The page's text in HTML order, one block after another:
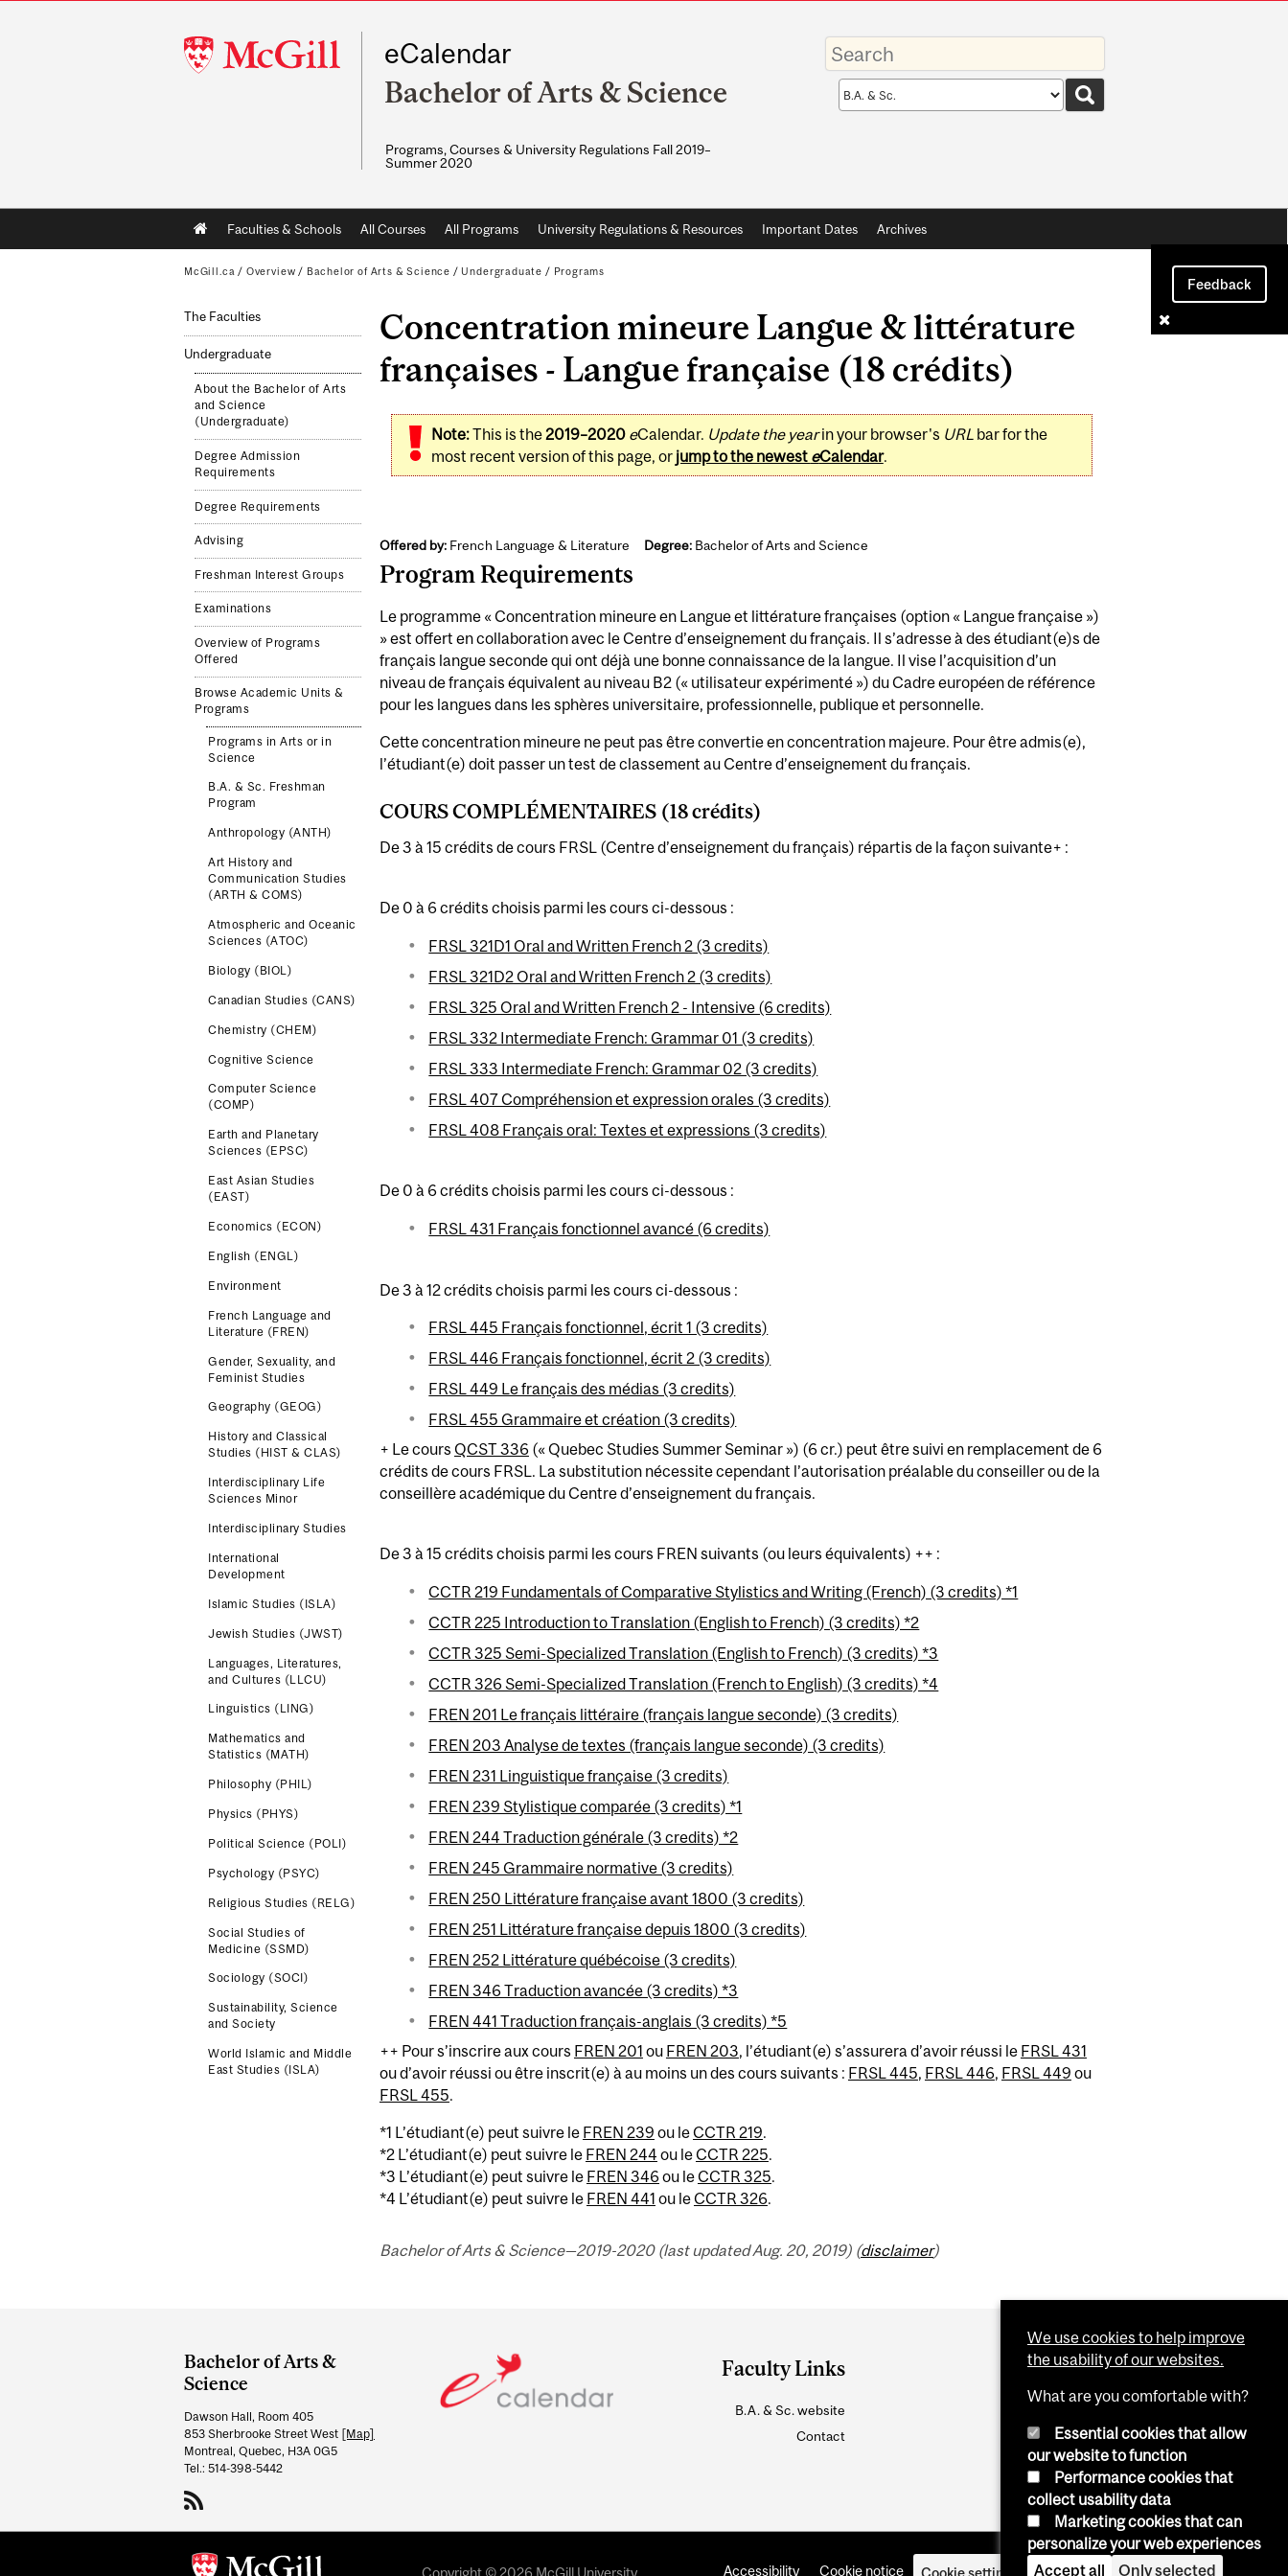
McGill
University
eCalendar
Bachelor of Arts & Science
Programs, Courses & University Regulations Fall 2019–
Summer 2020
Enter
your
keywords
Search
scope
Main
navigation
Faculties & Schools All Courses All Programs University Regulations & Resources Important Dates Archives
Feedback
McGill.ca / Overview / Bachelor of Arts & Science / Undergraduate / Programs
The Faculties
Undergraduate
About the Bachelor of Arts
and Science
(Undergraduate)
Degree Admission
Requirements
Degree Requirements
Advising
Freshman Interest Groups
Examinations
Overview of Programs
Offered
Browse Academic Units &
Programs
Programs in Arts or in
Science
B.A. & Sc. Freshman
Program
Anthropology (ANTH)
Art History and
Communication Studies
(ARTH & COMS)
Atmospheric and Oceanic
Sciences (ATOC)
Biology (BIOL)
Canadian Studies (CANS)
Chemistry (CHEM)
Cognitive Science
Computer Science
(COMP)
Earth and Planetary
Sciences (EPSC)
East Asian Studies
(EAST)
Economics (ECON)
English (ENGL)
Environment
French Language and
Literature (FREN)
Gender, Sexuality, and
Feminist Studies
Geography (GEOG)
History and Classical
Studies (HIST & CLAS)
Interdisciplinary Life
Sciences Minor
Interdisciplinary Studies
International
Development
Islamic Studies (ISLA)
Jewish Studies (JWST)
Languages, Literatures,
and Cultures (LLCU)
Linguistics (LING)
Mathematics and
Statistics (MATH)
Philosophy (PHIL)
Physics (PHYS)
Political Science (POLI)
Psychology (PSYC)
Religious Studies (RELG)
Social Studies of
Medicine (SSMD)
Sociology (SOCI)
Sustainability, Science
and Society
World Islamic and Middle
East Studies (ISLA)
Concentration mineure Langue & littérature
françaises - Langue française (18 crédits)
Note:This is the2019–2020 eCalendar. Update the yearin your browser's URLbar for the
most recent version of this page, or jump to the newest eCalendar.
Offered by:French Language & Literature Degree:Bachelor of Arts and Science
Program Requirements
Le programme « Concentration mineure en Langue et littérature françaises (option « Langue française »)
» est offert en collaboration avec le Centre d’enseignement du français. Il s’adresse à des étudiant(e)s de
français langue seconde qui ont déjà une bonne connaissance de la langue. Il vise l’acquisition d’un
niveau de français équivalent au niveau B2 (« utilisateur expérimenté ») du Cadre européen de référence
pour les langues dans les sphères universitaire, professionnelle, publique et personnelle.
Cette concentration mineure ne peut pas être convertie en concentration majeure. Pour être admis(e),
l’étudiant(e) doit passer un test de classement au Centre d’enseignement du français.
COURS COMPLÉMENTAIRES (18 crédits)
De 3 à 15 crédits de cours FRSL (Centre d’enseignement du français) répartis de la façon suivante+ :
De 0 à 6 crédits choisis parmi les cours ci-dessous :
FRSL 321D1 Oral and Written French 2 (3 credits)
FRSL 321D2 Oral and Written French 2 (3 credits)
FRSL 325 Oral and Written French 2 - Intensive (6 credits)
FRSL 332 Intermediate French: Grammar 01 (3 credits)
FRSL 333 Intermediate French: Grammar 02 (3 credits)
FRSL 407 Compréhension et expression orales (3 credits)
FRSL 408 Français oral: Textes et expressions (3 credits)
De 0 à 6 crédits choisis parmi les cours ci-dessous :
FRSL 431 Français fonctionnel avancé (6 credits)
De 3 à 12 crédits choisis parmi les cours ci-dessous :
FRSL 445 Français fonctionnel, écrit 1 (3 credits)
FRSL 446 Français fonctionnel, écrit 2 (3 credits)
FRSL 449 Le français des médias (3 credits)
FRSL 455 Grammaire et création (3 credits)
+ Le cours QCST 336(« Quebec Studies Summer Seminar ») (6 cr.) peut être suivi en remplacement de 6
crédits de cours FRSL. La substitution nécessite cependant l’autorisation préalable du conseiller ou de la
conseillère académique du Centre d’enseignement du français.
De 3 à 15 crédits choisis parmi les cours FREN suivants (ou leurs équivalents) ++ :
CCTR 219 Fundamentals of Comparative Stylistics and Writing (French) (3 credits) *1
CCTR 225 Introduction to Translation (English to French) (3 credits) *2
CCTR 325 Semi-Specialized Translation (English to French) (3 credits) *3
CCTR 326 Semi-Specialized Translation (French to English) (3 credits) *4
FREN 201 Le français littéraire (français langue seconde) (3 credits)
FREN 203 Analyse de textes (français langue seconde) (3 credits)
FREN 231 Linguistique française (3 credits)
FREN 239 Stylistique comparée (3 credits) *1
FREN 244 Traduction générale (3 credits) *2
FREN 245 Grammaire normative (3 credits)
FREN 250 Littérature française avant 1800 (3 credits)
FREN 251 Littérature française depuis 1800 (3 credits)
FREN 252 Littérature québécoise (3 credits)
FREN 346 Traduction avancée (3 credits) *3
FREN 441 Traduction français-anglais (3 credits) *5
++ Pour s’inscrire aux cours FREN 201 ou FREN 203, l’étudiant(e) s’assurera d’avoir réussi le FRSL 431
ou d’avoir réussi ou être inscrit(e) à au moins un des cours suivants : FRSL 445, FRSL 446, FRSL 449 ou
FRSL 455.
*1 L’étudiant(e) peut suivre le FREN 239 ou leCCTR 219.
*2 L’étudiant(e) peut suivre le FREN 244 ou leCCTR 225.
*3 L’étudiant(e) peut suivre le FREN 346ou leCCTR 325.
*4 L’étudiant(e) peut suivre le FREN 441 ou leCCTR 326.
Bachelor of Arts & Science—2019-2020 (last updated Aug. 20, 2019) (disclaimer)
and
University
Information
Bachelor of Arts &
Science
Dawson Hall, Room 405
853 Sherbrooke Street West [Map]
Montreal, Quebec, H3A 0G5
Tel.: 514-398-5442
Faculty Links
B.A. & Sc. website
Contact
Copyright © 2026 McGill University Accessibility Cookie notice Cookie settings Log in
We use cookies to help improve
the usability of our websites.
What are you comfortable with?
Essential cookies that allow
our website to function
Performance cookies that
collect usability data
Marketing cookies that can
personalize your web experiences
Accept all
Only selected